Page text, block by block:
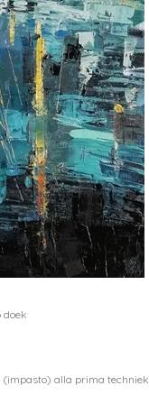
doek
(impasto) alla prima techniek